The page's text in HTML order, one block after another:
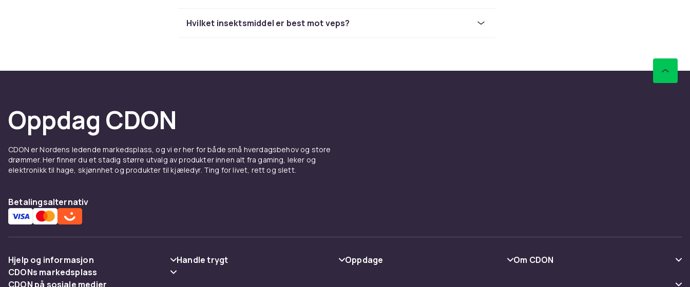
Hvilket insektsmiddel er best mot veps?
Oppdag CDON
CDON er Nordens ledende markedsplass, og vi er her for både små hverdagsbehov og store
drømmer. Her finner du et stadig større utvalg av produkter innen alt fra gaming, leker og
elektronikk til hage, skjønnhet og produkter til kjæledyr. Ting for livet, rett og slett.
Betalingsalternativ
Hjelp og informasjon
Vanlige spørsmål
Handle trygt
Oppdage
Om CDON
CDONs markedsplass
CDON på sosiale medier